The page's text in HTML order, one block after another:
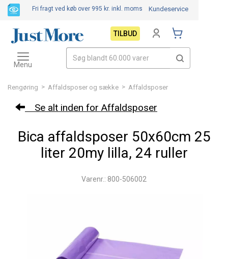
Rengøring > Affaldsposer og sække > Affaldsposer
Se alt inden for Affaldsposer
Bica affaldsposer 50x60cm 25
liter 20my lilla, 24 ruller
Varenr.: 800-506002
Fri fragt ved køb over 995 kr. inkl. moms Kundeservice
TILBUD
Toggle
navigation
Menu